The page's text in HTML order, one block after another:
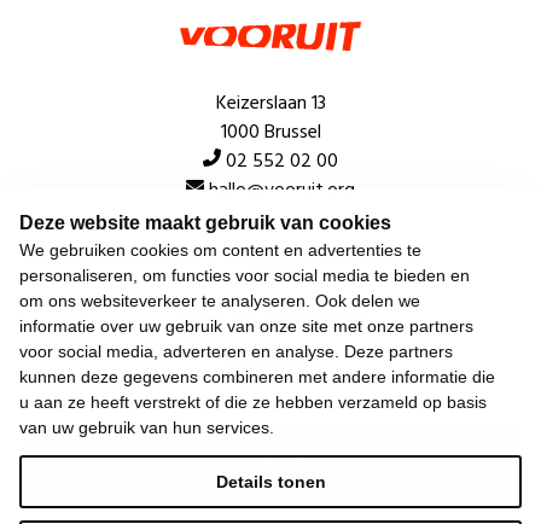
Deze website maakt gebruik van cookies
We gebruiken cookies om content en advertenties te
personaliseren, om functies voor social media te bieden en
om ons websiteverkeer te analyseren. Ook delen we
informatie over uw gebruik van onze site met onze partners
voor social media, adverteren en analyse. Deze partners
kunnen deze gegevens combineren met andere informatie die
u aan ze heeft verstrekt of die ze hebben verzameld op basis
van uw gebruik van hun services.
Details tonen
Keizerslaan 13
1000 Brussel
02 552 02 00
hallo@vooruit.org
Snel
Over de beweging
Algemeen
Laatste nieuws